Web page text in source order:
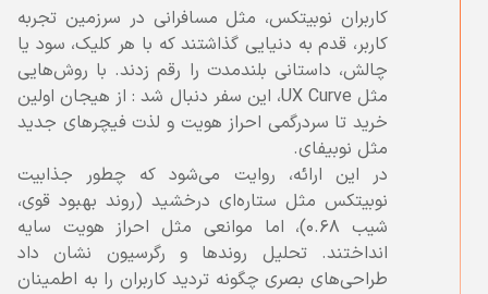
کاربران نوبیتکس، مثل مسافرانی در سرزمین تجربه
کاربر، قدم به دنیایی گذاشتند که با هر کلیک، سود یا
چالش، داستانی بلندمدت را رقم زدند. با روش‌هایی
مثل UX Curve، این سفر دنبال شد : از هیجان اولین
خرید تا سردرگمی احراز هویت و لذت فیچرهای جدید
در این ارائه، روایت می‌‌شود که چطور جذابیت
نوبیتکس مثل ستاره‌ای درخشید (روند بهبود قوی،
شیب ۰.۶۸)، اما موانعی مثل احراز هویت سایه
انداختند. تحلیل روندها و رگرسیون نشان داد
طراحی‌های بصری چگونه تردید کاربران را به اطمینان